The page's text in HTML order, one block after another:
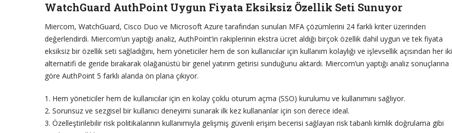
WatchGuard AuthPoint Uygun Fiyata Eksiksiz Özellik Seti Sunuyor
Miercom, WatchGuard, Cisco Duo ve Microsoft Azure tarafından sunulan MFA çözümlerini 24 farklı kriter üzerinden
değerlendirdi. Miercom’un yaptığı analiz, AuthPoint’in rakiplerinin ekstra ücret aldığı birçok özellik dahil uygun ve tek fiyata
eksiksiz bir özellik seti sağladığını, hem yöneticiler hem de son kullanıcılar için kullanım kolaylığı ve işlevsellik açısından her iki
alternatifi de geride bırakarak olağanüstü bir genel yatırım getirisi sunduğunu aktardı. Miercom’un yaptığı analiz sonuçlarına
göre AuthPoint 5 farklı alanda ön plana çıkıyor.
1. Hem yöneticiler hem de kullanıcılar için en kolay çoklu oturum açma (SSO) kurulumu ve kullanımını sağlıyor.
2. Sorunsuz ve sezgisel bir kullanıcı deneyimi sunarak ilk kez kullananlar için son derece ideal.
3. Özelleştirilebilir risk politikalarının kullanımıyla gelişmiş güvenli erişim becerisi sağlayan risk tabanlı kimlik doğrulama gibi